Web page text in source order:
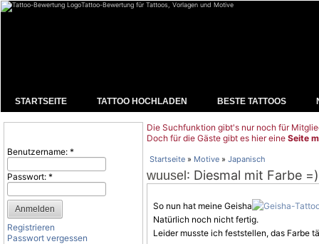
Tattoo-Bewertung für Tattoos, Vorlagen und Motive
STARTSEITE TATTOO HOCHLADEN BESTE TATTOOS
Benutzername: *
Passwort: *
Registrieren
Passwort vergessen
Die Suchfunktion gibt's nur noch für
Doch für die Gäste gibt es hier eine Seite
Startseite » Motive » Japanisch
wuusel : Diesmal mit Farbe =)
So nun hat meine Geisha
Natürlich noch nicht fertig.
Leider musste ich feststellen, das Farbe